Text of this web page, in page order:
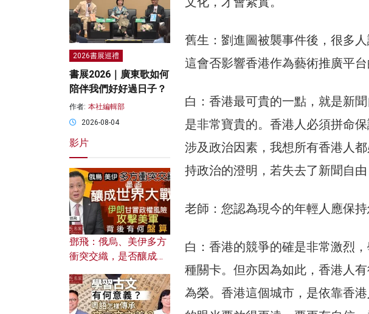
舊生：劉進圖被襲事件後，很多
這會否影響香港作為藝術推廣平台
白：香港最可貴的一點，就是新
是非常寶貴的。香港人必須拼命
涉及政治因素，我想所有香港人
持政治的澄明，若失去了新聞自
老師：您認為現今的年輕人應保
白：香港的競爭的確是非常激烈
種關卡。但亦因為如此，香港人
為榮。香港這個城市，是依靠香
2026書展巡禮
書展2026｜廣東歌如何
陪伴我們好好過日子？
作者: 本社編輯部
2026-08-04
影片
鄧飛：俄烏、美伊多方
衝突交織，是否釀成世
風險攻擊美軍，背後有
何盤算？